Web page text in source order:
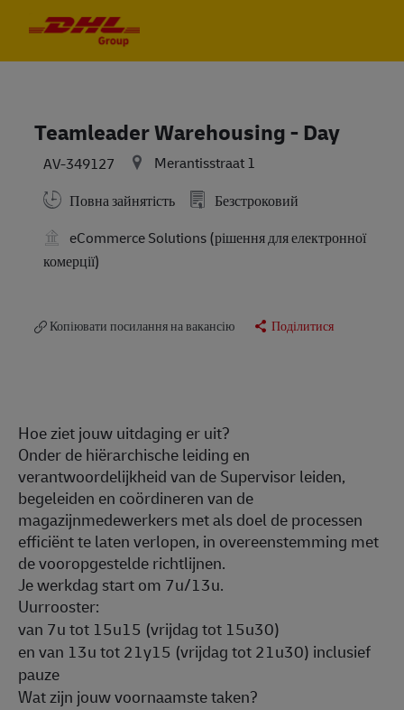
Teamleader Warehousing - Day
AV-349127
Merantisstraat 1
Повна зайнятість
Безстроковий
eCommerce Solutions (рішення для електронної
комерції)
Копіювати посилання на вакансію Поділитися
Hoe ziet jouw uitdaging er uit?
Onder de hiërarchische leiding en
verantwoordelijkheid van de Supervisor leiden,
begeleiden en coördineren van de
magazijnmedewerkers met als doel de processen
efficiënt te laten verlopen, in overeenstemming met
de vooropgestelde richtlijnen.
Je werkdag start om 7u/13u.
Uurrooster:
van 7u tot 15u15 (vrijdag tot 15u30)
en van 13u tot 21y15 (vrijdag tot 21u30) inclusief
pauze
Wat zijn jouw voornaamste taken?